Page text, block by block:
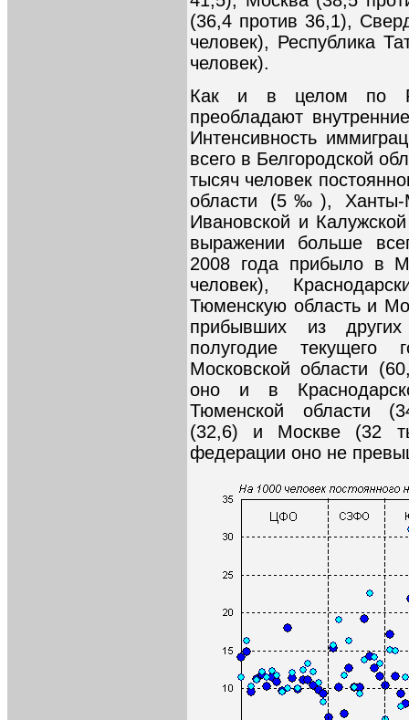
(36,4 против 36,1),
человек), Республика
человек).
Как и в целом по
преобладают
Интенсивность
всего в Белгородской
тысяч человек
области (5‰), Ханты-
Ивановской и
выражении больше
2008 года прибыло в
человек),
Тюменскую область и
прибывших из
полугодие
Московской области
оно и в
Тюменской области
(32,6) и Москве (32
федерации оно не